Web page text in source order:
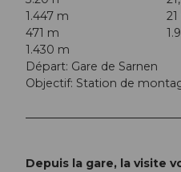
1.447 m
471 m
1.430 m
Départ: Gare de Sarnen
Objectif: Station de
Depuis la gare, la visite